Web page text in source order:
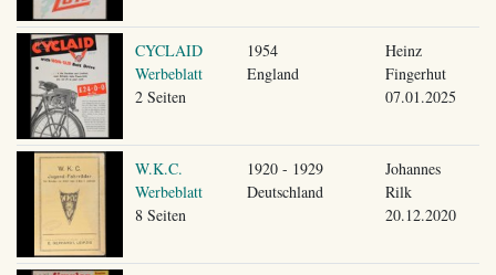
CYCLAID
Werbeblatt
2 Seiten
1954
England
Heinz
Fingerhut
07.01.2025
W.K.C.
Werbeblatt
8 Seiten
1920 - 1929
Deutschland
Johannes
Rilk
20.12.2020